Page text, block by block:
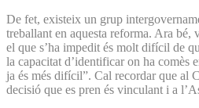
De fet, existeix un grup
treballant en aquesta reforma. Ara bé,
el que s’ha impedit és molt difícil de
la capacitat d’identificar on ha comès
ja és més difícil”. Cal recordar que al
decisió que es pren és vinculant i a